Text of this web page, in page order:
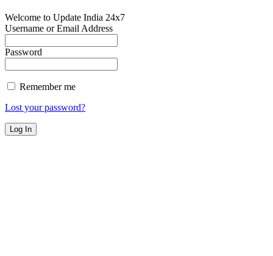
Welcome to Update India 24x7
Username or Email Address
Password
Remember me
Lost your password?